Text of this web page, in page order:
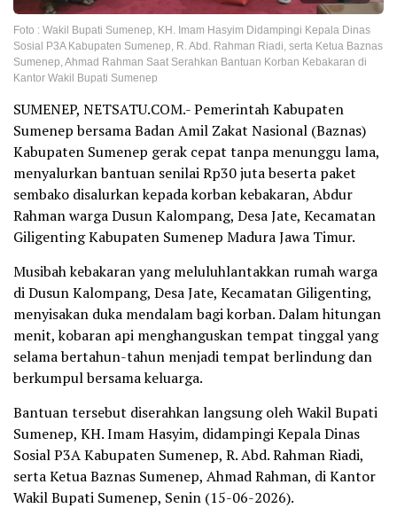
Foto : Wakil Bupati Sumenep, KH. Imam Hasyim Didampingi Kepala Dinas
Sosial P3A Kabupaten Sumenep, R. Abd. Rahman Riadi, serta Ketua Baznas
Sumenep, Ahmad Rahman Saat Serahkan Bantuan Korban Kebakaran di
Kantor Wakil Bupati Sumenep
SUMENEP, NETSATU.COM.- Pemerintah Kabupaten
Sumenep bersama Badan Amil Zakat Nasional (Baznas)
Kabupaten Sumenep gerak cepat tanpa menunggu lama,
menyalurkan bantuan senilai Rp30 juta beserta paket
sembako disalurkan kepada korban kebakaran, Abdur
Rahman warga Dusun Kalompang, Desa Jate, Kecamatan
Giligenting Kabupaten Sumenep Madura Jawa Timur.
Musibah kebakaran yang meluluhlantakkan rumah warga
di Dusun Kalompang, Desa Jate, Kecamatan Giligenting,
menyisakan duka mendalam bagi korban. Dalam hitungan
menit, kobaran api menghanguskan tempat tinggal yang
selama bertahun-tahun menjadi tempat berlindung dan
berkumpul bersama keluarga.
Bantuan tersebut diserahkan langsung oleh Wakil Bupati
Sumenep, KH. Imam Hasyim, didampingi Kepala Dinas
Sosial P3A Kabupaten Sumenep, R. Abd. Rahman Riadi,
serta Ketua Baznas Sumenep, Ahmad Rahman, di Kantor
Wakil Bupati Sumenep, Senin (15-06-2026).